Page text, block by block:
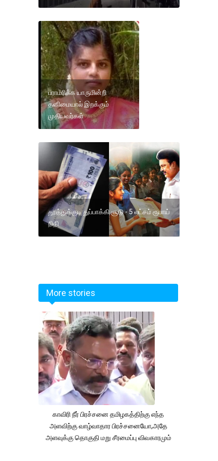
பராமரிக்க யாருமின்றி
தனிமையால் இறக்கும்
முதியவர்கள்
தூத்துக்குடி துப்பாக்கி சூடு - 5 லட்சம் ரூபாய்
நிதி
More stories
காவிரி நீர் பிரச்சனை தமிழகத்திற்கு எந்த
அளவிற்கு வாழ்வாதார பிரச்சனையோ,அதே
அளவுக்கு தொகுதி மறு சீரமைப்பு விவகாரமும்